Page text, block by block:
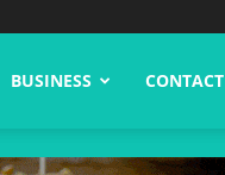
BUSINESS CONTACT